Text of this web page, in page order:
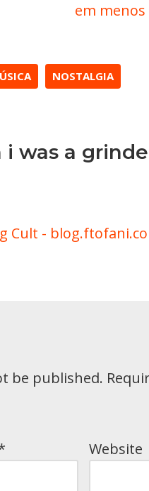
em
NOSTALGIA
was a
Cult -
be published.
Website